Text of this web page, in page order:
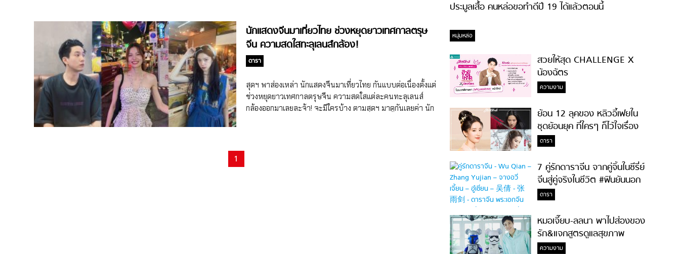
นักแสดงจีนมาเที่ยวไทย ช่วงหยุดยาวเทศกาลตรุษ
จีน ความสดใสทะลุเลนส์กล้อง!
ดารา
สุดฯ พาส่องเหล่า นักแสดงจีนมาเที่ยวไทย กันแบบต่อเนื่องตั้งแต่
ช่วงหยุดยาวเทศกาลตรุษจีน ความสดใสแต่ละคนทะลุเลนส์
กล้องออกมาเลยละจ้า! จะมีใครบ้าง ตามสุดฯ มาดูกันเลยค่า นัก
1
ประมูลเสื้อ คนหล่อขอทำดีปี 19 ได้แล้วตอนนี้
หนุ่มหล่อ
สวยให้สุด CHALLENGE X
น้องฉัตร
ความงาม
ย้อน 12 ลุคของ หลิวอี้เฟยใน
ชุดย้อนยุค ที่ใครๆ ก็ไว้ใจเรื่อง
ความสวย!
ดารา
7 คู่รักดาราจีน จากคู่จิ้นในซีรี่ย์
จีนสู่คู่จริงในชีวิต #ฟินยันนอก
จอ
ดารา
หมอเจี๊ยบ-ลลนา พาไปส่องของ
รัก&แจกสูตรดูแลสุขภาพ
#ล้างจมูกไม่ยากจะสอนให้
ความงาม